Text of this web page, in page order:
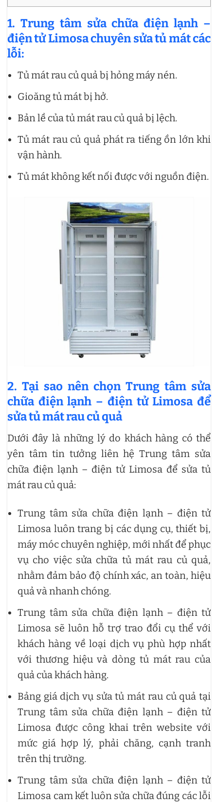
1. Trung tâm sửa chữa điện lạnh –
điện tử Limosa chuyên sửa tủ mát các
lỗi:
Tủ mát rau củ quả bị hỏng máy nén.
Gioăng tủ mát bị hở.
Bản lề của tủ mát rau củ quả bị lệch.
Tủ mát rau củ quả phát ra tiếng ồn lớn khi
vận hành.
Tủ mát không kết nối được với nguồn điện.
2. Tại sao nên chọn Trung tâm sửa
chữa điện lạnh – điện tử Limosa để
sửa tủ mát rau củ quả
Dưới đây là những lý do khách hàng có thể
yên tâm tin tưởng liên hệ Trung tâm sửa
chữa điện lạnh – điện tử Limosa để sửa tủ
mát rau củ quả:
Trung tâm sửa chữa điện lạnh – điện tử
Limosa luôn trang bị các dụng cụ, thiết bị,
máy móc chuyên nghiệp, mới nhất để phục
vụ cho việc sửa chữa tủ mát rau củ quả,
nhằm đảm bảo độ chính xác, an toàn, hiệu
quả và nhanh chóng.
Trung tâm sửa chữa điện lạnh – điện tử
Limosa sẽ luôn hỗ trợ trao đổi cụ thể với
khách hàng về loại dịch vụ phù hợp nhất
với thương hiệu và dòng tủ mát rau của
quả của khách hàng.
Bảng giá dịch vụ sửa tủ mát rau củ quả tại
Trung tâm sửa chữa điện lạnh – điện tử
Limosa được công khai trên website với
mức giá hợp lý, phải chăng, cạnh tranh
trên thị trường.
Trung tâm sửa chữa điện lạnh – điện tử
Limosa cam kết luôn sửa chữa đúng các lỗi